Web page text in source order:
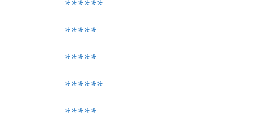
******
*****
*****
******
*****